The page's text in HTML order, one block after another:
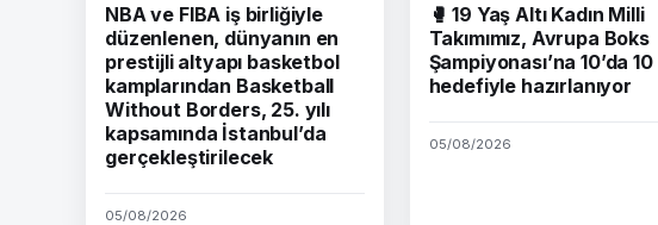
NBA ve FIBA iş birliğiyle
düzenlenen, dünyanın en
prestijli altyapı basketbol
kamplarından Basketball
Without Borders, 25. yılı
kapsamında İstanbul’da
gerçekleştirilecek
05/08/2026
🥊 19 Yaş Altı Kadın Milli
Takımımız, Avrupa Boks
Şampiyonası’na 10’da 10
hedefiyle hazırlanıyor
05/08/2026